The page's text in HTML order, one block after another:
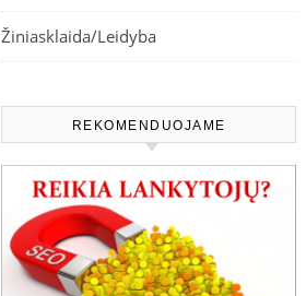
Žiniasklaida/Leidyba
REKOMENDUOJAME